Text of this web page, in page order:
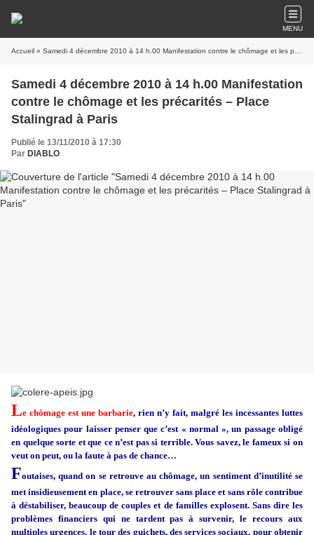
MENU
Accueil » Samedi 4 décembre 2010 à 14 h.00 Manifestation contre le chômage et les précarités – Place Stalingrad à Paris
Samedi 4 décembre 2010 à 14 h.00 Manifestation
contre le chômage et les précarités – Place
Stalingrad à Paris
Publié le 13/11/2010 à 17:30
Par DIABLO
Le chômage est une barbarie, rien n’y fait, malgré les incessantes luttes
idéologiques pour laisser penser que c’est « normal », un passage obligé
en quelque sorte et que ce n’est pas si terrible. Vous savez, le fameux si on
veut on peut, ou la faute à pas de chance…
Foutaises, quand on se retrouve au chômage, un sentiment d’inutilité se
met insidieusement en place, se retrouver sans place et sans rôle contribue
à déstabiliser, beaucoup de couples et de familles explosent. Sans dire les
problèmes financiers qui ne tardent pas à survenir, le recours aux
multiples urgences, le tour des guichets, des services sociaux, pour obtenir